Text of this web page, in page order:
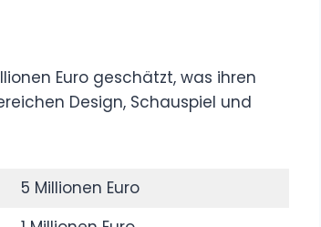
Euro geschätzt, was ihren
Design, Schauspiel und
5 Millionen Euro